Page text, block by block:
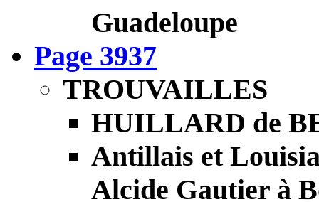
Guadeloupe
Page 3937
TROUVAILLES
HUILLARD de
Antillais et
Alcide Gautier à